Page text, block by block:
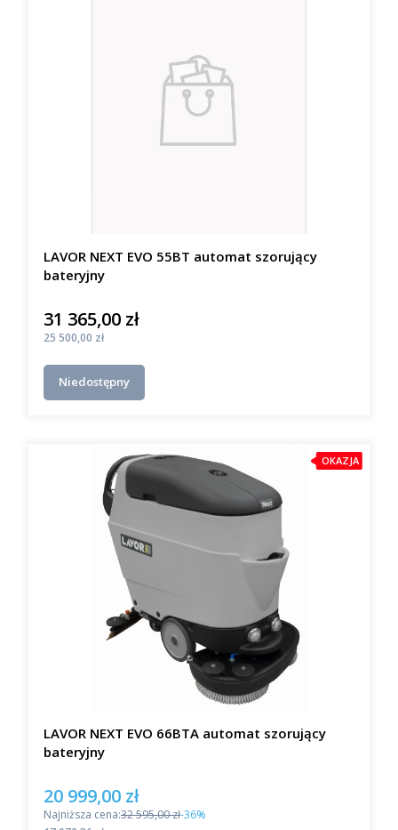
LAVOR NEXT EVO 55BT automat szorujący
bateryjny
Cena
31 365,00 zł
Cena
25 500,00 zł
Niedostępny
OKAZJA
LAVOR NEXT EVO 66BTA automat szorujący
bateryjny
Cena promocyjna
20 999,00 zł
Najniższa cena:32 595,00 zł-36%